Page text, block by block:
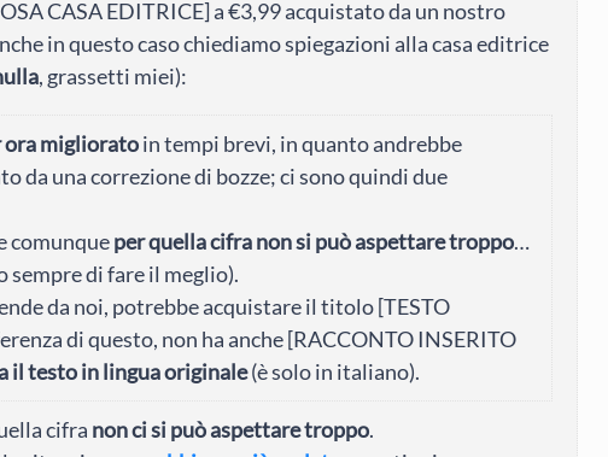
CASA EDITRICE] a €3,99 acquistato da un nostro
in questo caso chiediamo spiegazioni alla casa editrice
, grassetti miei):
ora miglioratoin tempi brevi, in quanto andrebbe
da una correzione di bozze; ci sono quindi due
comunqueper quella cifra non si può aspettare troppo…
di fare il meglio).
da noi, potrebbe acquistare il titolo [TESTO
di questo, non ha anche [RACCONTO INSERITO
il testo in lingua originale(è solo in italiano).
cifra non ci si può aspettare troppo.